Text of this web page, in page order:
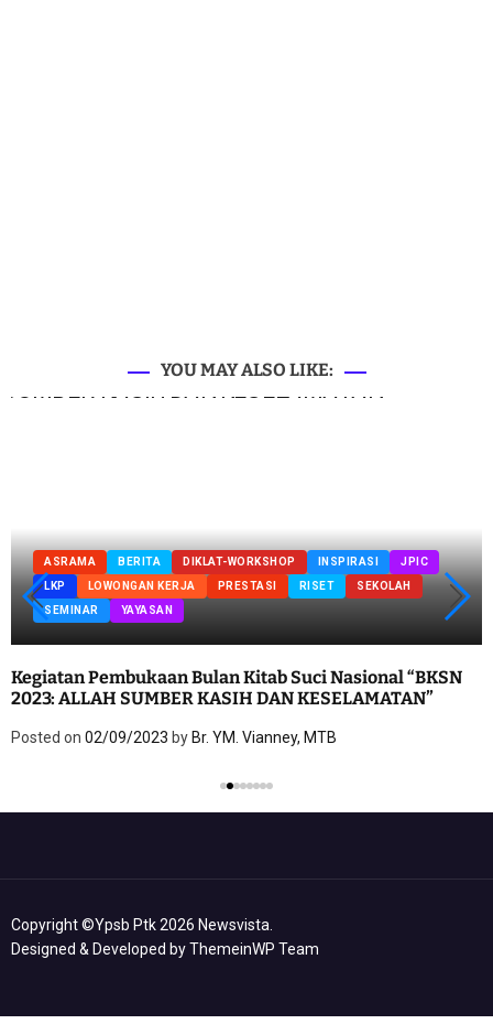
YOU MAY ALSO LIKE:
ASRAMA BERITA DIKLAT-WORKSHOP INSPIRASI
JPIC
LKP
LOWONGAN KERJA PRESTASI RISET
SEKOLAH
SEMINAR
YAYASAN
Kegiatan Pembukaan Bulan Kitab Suci Nasional “BKSN
2023: ALLAH SUMBER KASIH DAN KESELAMATAN”
Posted on 02/09/2023 by Br. YM. Vianney, MTB
Copyright ©ypsb Ptk 2026 Newsvista.
Designed & Developed byThemeinWP Team